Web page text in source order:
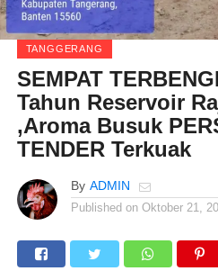
TANGGERANG
SEMPAT
Tahun Reservoir
,Aroma Busuk
TENDER Terkuak
By ADMIN
Published on Oktober 21,